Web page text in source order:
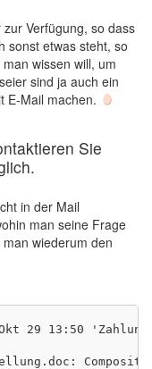
Verfügung, so dass
sonst etwas steht, so
wissen will, um
sind ja auch ein
E-Mail machen.
Sie
in der Mail
man seine Frage
wiederum den
29 13:50
Composite